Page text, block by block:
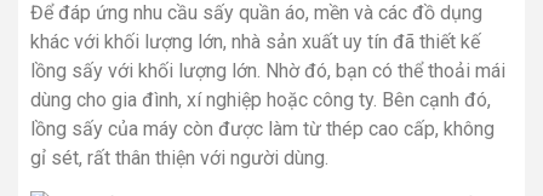
Để đáp ứng nhu cầu sấy quần áo, mền và các đồ dụng
khác với khối lượng lớn, nhà sản xuất uy tín đã thiết kế
lồng sấy với khối lượng lớn. Nhờ đó, bạn có thể thoải mái
dùng cho gia đình, xí nghiệp hoặc công ty. Bên cạnh đó,
lồng sấy của máy còn được làm từ thép cao cấp, không
gỉ sét, rất thân thiện với người dùng.